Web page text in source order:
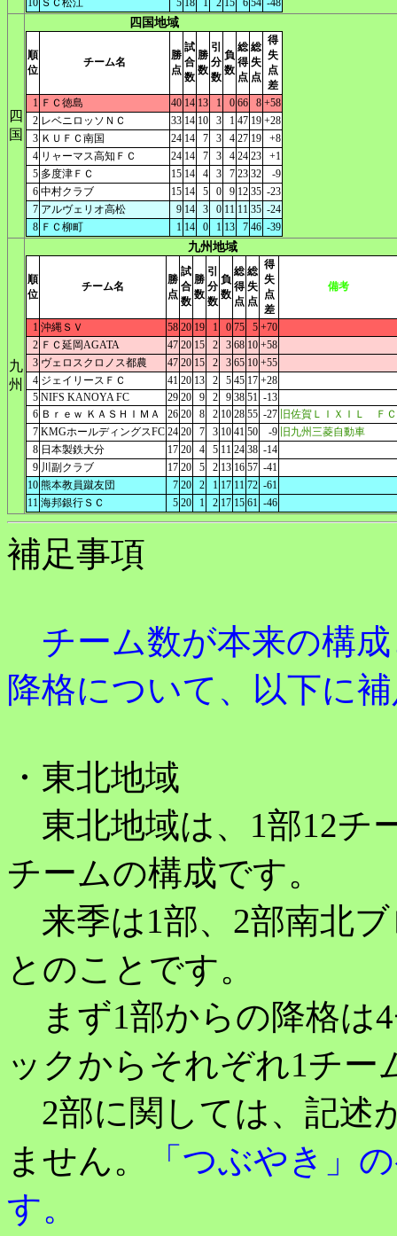
10 ＳＣ松江 5 18 1 2 15 6 54 -48
四
国
四国地域
順
位
チーム名
勝
点
試
合
数
勝
数
引
分
数
負
数
総
得
点
総
失
点
得
失
点
差
1 ＦＣ徳島 40 14 13 1 0 66 8 +58
2 レベニロッソＮＣ 33 14 10 3 1 47 19 +28
3 ＫＵＦＣ南国 24 14 7 3 4 27 19
+8
4 リャーマス高知ＦＣ 24 14 7 3 4 24 23
+1
5 多度津ＦＣ 15 14 4 3 7 23 32
-9
6 中村クラブ 15 14 5 0 9 12 35 -23
7 アルヴェリオ高松 9 14 3 0 11 11 35 -24
8 ＦＣ柳町 1 14 0 1 13 7 46 -39
九
州
九州地域
順
位
チーム名
勝
点
試
合
数
勝
数
引
分
数
負
数
総
得
点
総
失
点
得
失
点
差
備考
1 沖縄ＳＶ 58 20 19 1 0 75 5 +70
2 ＦＣ延岡AGATA 47 20 15 2 3 68 10 +58
3 ヴェロスクロノス都農 47 20 15 2 3 65 10 +55
4 ジェイリースＦＣ 41 20 13 2 5 45 17 +28
5 NIFS KANOYA FC 29 20 9 2 9 38 51 -13
6 Ｂｒｅｗ ＫＡＳＨＩＭＡ 26 20 8 2 10 28 55 -27 旧佐賀ＬＩＸＩＬ ＦＣ
7 KMGホールディングスFC 24 20 7 3 10 41 50 -9 旧九州三菱自動車
8 日本製鉄大分 17 20 4 5 11 24 38 -14
9 川副クラブ 17 20 5 2 13 16 57 -41
10 熊本教員蹴友団 7 20 2 1 17 11 72 -61
11 海邦銀行ＳＣ 5 20 1 2 17 15 61 -46
補足事項
チーム数が本来の構
降格について、以下に
・東北地域
東北地域は、1部12チ
チームの構成です。
来季は1部、2部南北
とのことです。
まず1部からの降格は
ックからそれぞれ1チー
2部に関しては、記述
ません。
「つぶやき」
す。